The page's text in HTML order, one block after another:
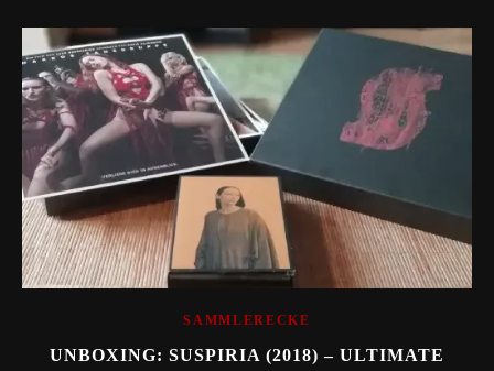
SAMMLERECKE
UNBOXING: SUSPIRIA (2018) – ULTIMATE